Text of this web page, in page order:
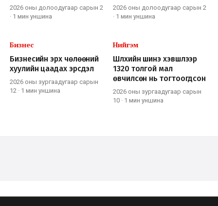
2026 оны долоодугаар сарын 2
· 1 мин уншина
2026 оны долоодугаар сарын 2
· 1 мин уншина
Бизнес
Бизнесийн эрх чөлөөний
хуулийн цаадах эрсдэл
2026 оны зургаадугаар сарын
12 · 1 мин уншина
Нийгэм
Шүлхийн шинэ хэвшлээр
1320 толгой мал
өвчилсөн нь тогтоогдсон
2026 оны зургаадугаар сарын
10 · 1 мин уншина